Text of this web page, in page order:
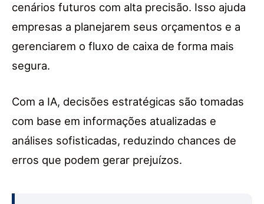
cenários futuros com alta precisão. Isso ajuda
empresas a planejarem seus orçamentos e a
gerenciarem o fluxo de caixa de forma mais
segura.
Com a IA, decisões estratégicas são tomadas
com base em informações atualizadas e
análises sofisticadas, reduzindo chances de
erros que podem gerar prejuízos.